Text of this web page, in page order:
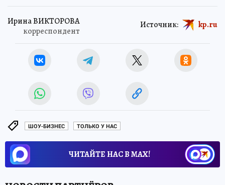
Ирина ВИКТОРОВА
корреспондент
Источник: kp.ru
ШОУ-БИЗНЕС ТОЛЬКО У НАС
ЧИТАЙТЕ НАС В МАХ!